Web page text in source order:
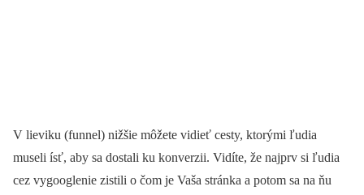
V lieviku (funnel) nižšie môžete vidieť cesty, ktorými ľudia
museli ísť, aby sa dostali ku konverzii. Vidíte, že najprv si ľudia
cez vygooglenie zistili o čom je Vaša stránka a potom sa na ňu